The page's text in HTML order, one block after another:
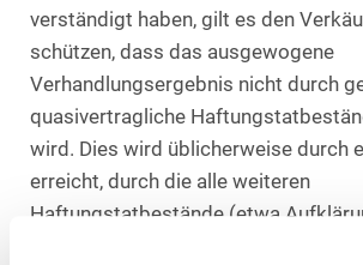
verständigt haben, gilt es den
schützen, dass das ausgewogene
Verhandlungsergebnis nicht durch
quasivertragliche
wird. Dies wird üblicherweise durch
erreicht, durch die alle weiteren
Haftungstatbestände (etwa
oder gesetzliche